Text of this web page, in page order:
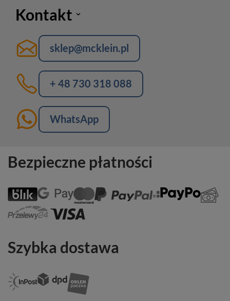
Kontakt
sklep@mcklein.pl
+ 48 730 318 088
WhatsApp
Bezpieczne płatności
Szybka dostawa